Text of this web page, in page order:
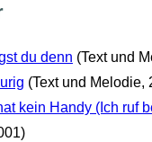
du denn (Text und
(Text und Melodie,
kein Handy (Ich ruf